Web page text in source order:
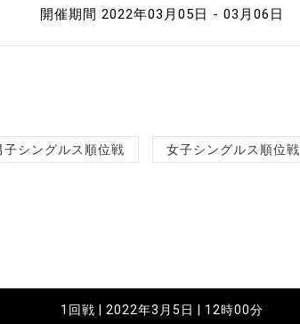
開催期間 2022年03月05日 - 03月06日
子シングルス順位戦 女子シングルス順位戦
1回戦 | 2022年3月5日 | 12時00分